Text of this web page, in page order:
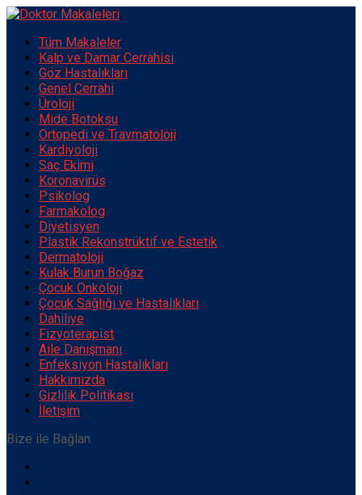
Tüm Makaleler
Kalp ve Damar Cerrahisi
Göz Hastalıkları
Genel Cerrahi
Üroloji
Mide Botoksu
Ortopedi ve Travmatoloji
Kardiyoloji
Saç Ekimi
Koronavirüs
Psikolog
Farmakolog
Diyetisyen
Plastik Rekonstrüktif ve Estetik
Dermatoloji
Kulak Burun Boğaz
Çocuk Onkoloji
Çocuk Sağlığı ve Hastalıkları
Dahiliye
Fizyoterapist
Aile Danışmanı
Enfeksiyon Hastalıkları
Hakkımızda
Gizlilik Politikası
İletişim
Bize ile Bağlan